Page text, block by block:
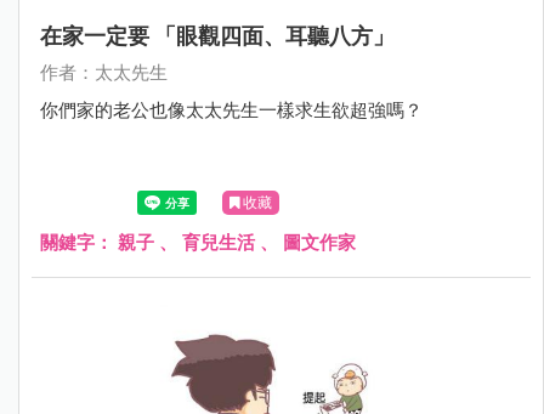
在家一定要 「眼觀四面、耳聽八方」
作者：太太先生
你們家的老公也像太太先生一樣求生欲超強嗎？
收藏
關鍵字： 親子 、 育兒生活、 圖文作家